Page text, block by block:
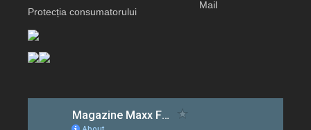
Protecția consumatorului
Mail